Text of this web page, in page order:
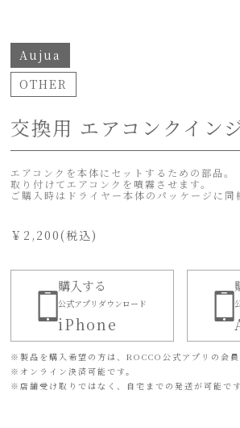
Aujua
OTHER
交換用 エアコンクイン
エアコンクを本体にセットするための部品。
取り付けてエアコンクを噴霧させます。
ご購入時はドライヤー本体のパッケージに同
￥ 2,200(税込)
購入する
公式アプリダウンロード
iPhone
※製品を購入希望の方は、ROCCO公式アプリの会員
※ オンライン決済可能です。
※店舗受け取りではなく、自宅までの発送が可能です